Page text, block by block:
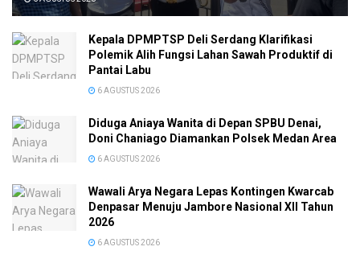
Kepala DPMPTSP Deli Serdang Klarifikasi
Polemik Alih Fungsi Lahan Sawah Produktif di
Pantai Labu
6 AGUSTUS 2026
Diduga Aniaya Wanita di Depan SPBU Denai,
Doni Chaniago Diamankan Polsek Medan Area
6 AGUSTUS 2026
Wawali Arya Negara Lepas Kontingen Kwarcab
Denpasar Menuju Jambore Nasional XII Tahun
2026
6 AGUSTUS 2026